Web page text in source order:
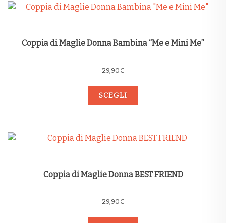
Coppia di Maglie Donna Bambina “Me e Mini Me”
29,90€
SCEGLI
Coppia di Maglie Donna BEST FRIEND
29,90€